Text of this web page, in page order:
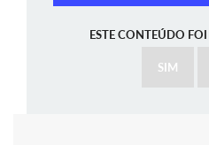
ESTE CONTEÚDO
SIM